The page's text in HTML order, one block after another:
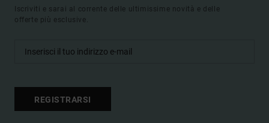
Iscriviti e sarai al corrente delle ultimissime novità e delle
offerte più esclusive.
REGISTRARSI